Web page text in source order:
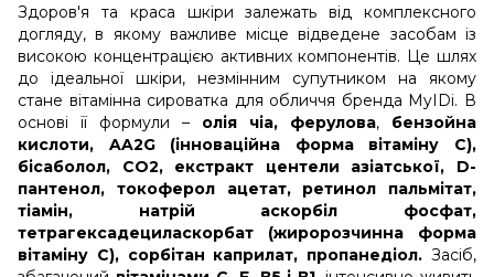
Здоров'я та краса шкіри залежать від комплексного
догляду, в якому важливе місце відведене засобам із
високою концентрацією активних компонентів. Це шлях
до ідеальної шкіри, незмінним супутником на якому
стане вітамінна сироватка для обличчя бренда MyIDi. В
основі її формули – олія чіа, ферулова, бензойна
кислоти, AA2G (інноваційна форма вітаміну С),
бісаболол, СО2, екстракт центели азіатської, D-
пантенол, токоферол ацетат, ретинол пальмітат,
тіамін, натрій аскорбіл фосфат,
тетрагексадециласкорбат (жиророзчинна форма
вітаміну С), сорбітан каприлат, пропанедіол. Засіб,